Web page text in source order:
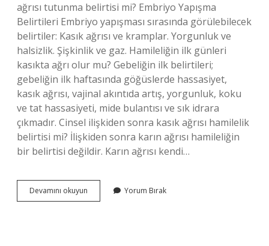
ağrısı tutunma belirtisi mi? Embriyo Yapışma
Belirtileri Embriyo yapışması sırasında görülebilecek
belirtiler: Kasık ağrısı ve kramplar. Yorgunluk ve
halsizlik. Şişkinlik ve gaz. Hamileliğin ilk günleri
kasıkta ağrı olur mu? Gebeliğin ilk belirtileri;
gebeliğin ilk haftasında göğüslerde hassasiyet,
kasık ağrısı, vajinal akıntıda artış, yorgunluk, koku
ve tat hassasiyeti, mide bulantısı ve sık idrara
çıkmadır. Cinsel ilişkiden sonra kasık ağrısı hamilelik
belirtisi mi? İlişkiden sonra karın ağrısı hamileliğin
bir belirtisi değildir. Karın ağrısı kendi…
Devamını okuyun Döllenmeden
Sonra
Yorum Bırak